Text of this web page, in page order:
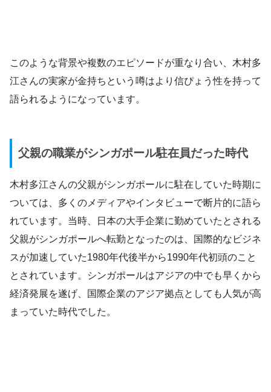
このような背景や複数のエピソードが重なり合い、木村多
江さんの実家が金持ちという噂はより信ぴょう性を持って
語られるようになっています。
父親の職業がシンガポール駐在員だった時代
木村多江さんの父親がシンガポールに駐在していた時期に
ついては、多くのメディアやインタビューで断片的に語ら
れています。当時、日本の大手企業に勤めていたとされる
父親がシンガポールへ転勤となったのは、国際的なビジネ
スが加速していた1980年代後半から1990年代初頭のこと
とされています。シンガポールはアジアの中でも早くから
経済発展を遂げ、国際企業のアジア拠点としても人気が高
まっていた時代でした。